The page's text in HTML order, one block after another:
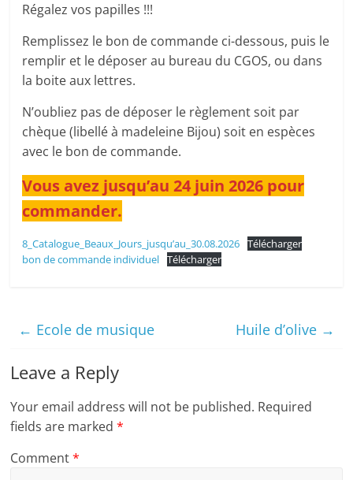
Régalez vos papilles !!!
Remplissez le bon de commande ci-dessous, puis le
remplir et le déposer au bureau du CGOS, ou dans
la boite aux lettres.
N’oubliez pas de déposer le règlement soit par
chèque (libellé à madeleine Bijou) soit en espèces
avec le bon de commande.
Vous avez jusqu’au 24 juin 2026 pour
commander.
8_Catalogue_Beaux_Jours_jusqu’au_30.08.2026 Télécharger
bon de commande individuel Télécharger
← Ecole de musique Huile d’olive →
Leave a Reply
Your email address will not be published. Required
fields are marked*
Comment*